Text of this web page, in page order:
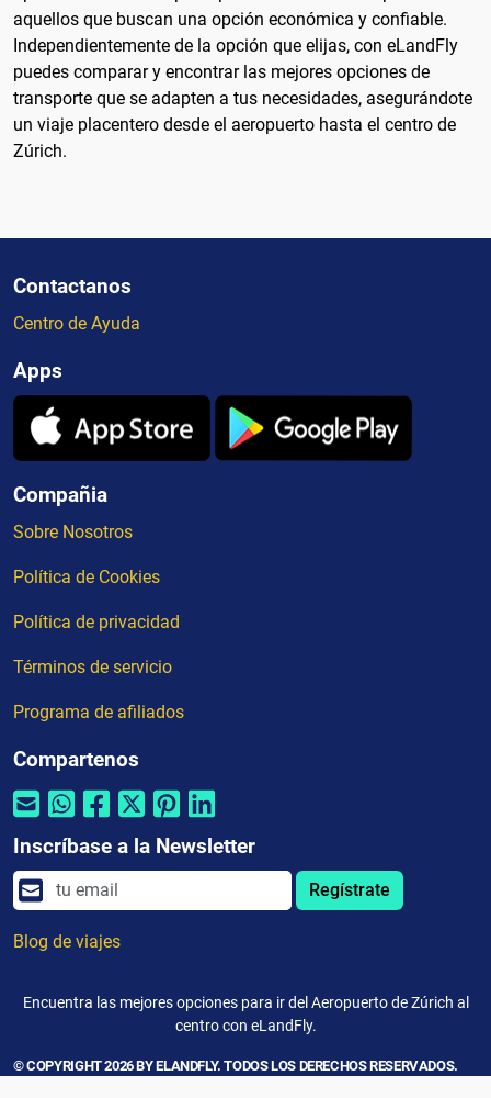
aquellos que buscan una opción económica y confiable.
Independientemente de la opción que elijas, con eLandFly
puedes comparar y encontrar las mejores opciones de
transporte que se adapten a tus necesidades, asegurándote
un viaje placentero desde el aeropuerto hasta el centro de
Zúrich.
Contactanos
Centro de Ayuda
Apps
Compañia
Sobre Nosotros
Política de Cookies
Política de privacidad
Términos de servicio
Programa de afiliados
Compartenos
Inscríbase a la Newsletter
Regístrate
Blog de viajes
Encuentra las mejores opciones para ir del Aeropuerto de Zúrich al
centro con eLandFly.
© COPYRIGHT 2026 BY ELANDFLY. TODOS LOS DERECHOS RESERVADOS.